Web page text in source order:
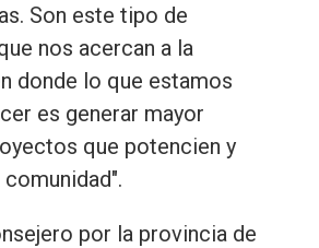
Son este tipo de
nos acercan a la
donde lo que estamos
es generar mayor
que potencien y
por la provincia de